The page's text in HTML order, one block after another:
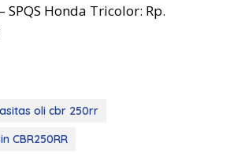
SPQS Honda Tricolor: Rp.
oli cbr 250rr
CBR250RR